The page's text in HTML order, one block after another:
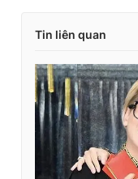
Tin liên quan